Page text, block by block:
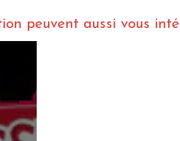
peuvent aussi vous